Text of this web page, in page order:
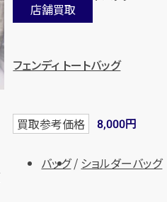
店舗買取
フェンディ トートバッグ
買取参考価格 8,000円
バッグ ショルダーバッグ